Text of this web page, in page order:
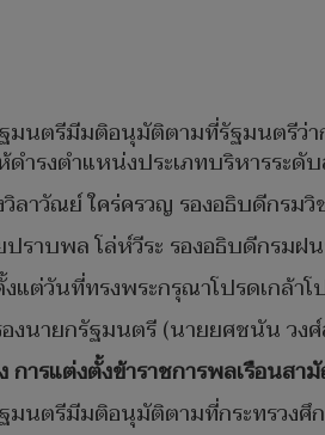
มนตรีมีมติอนุมัติตามที่รัฐมนตรีว่า
ำรงตำแหน่งประเภทบริหารระ
วิลาวัณย์ ใคร่ครวญ รองอธิบดีกรม
ราบพล โล่ห์วีระ รองอธิบดีกรมฝ
แต่วันที่ทรงพระกรุณาโปรดเกล้า
งนายกรัฐมนตรี (นายยศชนัน วง
การแต่งตั้งข้าราชการพลเรือนส
มนตรีมีมติอนุมัติตามที่กระทรวงศึ